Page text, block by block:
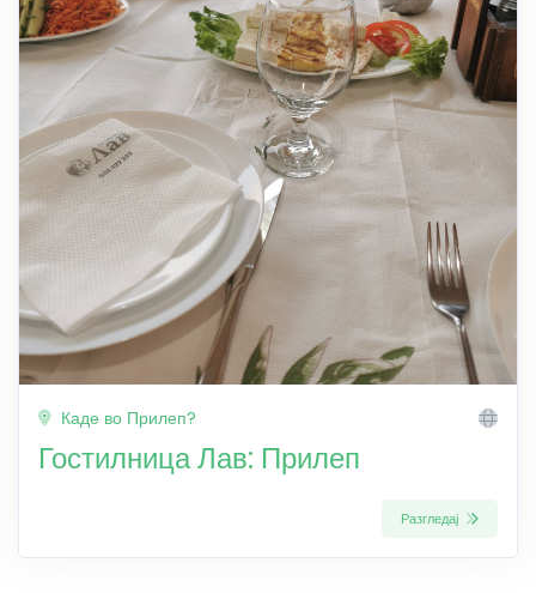
Каде во Прилеп?
Гостилница Лав: Прилеп
Разгледај